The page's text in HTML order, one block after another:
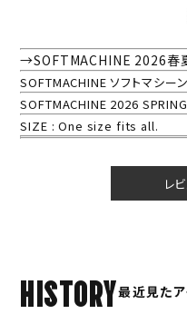
→SOFTMACHINE 2026春
SOFTMACHINE ソフトマシーン
SOFTMACHINE 2026
SIZE : One size fits all.
レ
HISTORY最近見たア